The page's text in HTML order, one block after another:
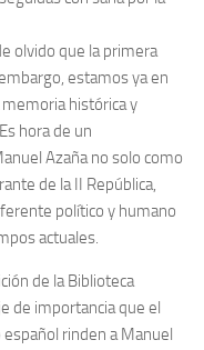
olvido que la primera
estamos ya en
histórica y
hora de un
Azaña no solo como
de la II República,
político y humano
actuales.
de la Biblioteca
de importancia que el
rinden a Manuel